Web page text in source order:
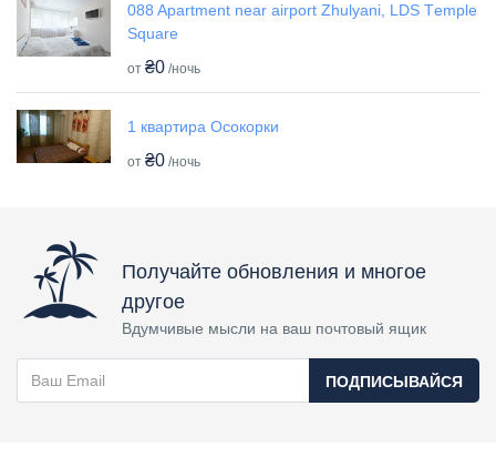
088 Apartment near airport Zhulyani, LDS Tеmple
Square
от ₴0 /ночь
1 квартира Осокорки
от ₴0 /ночь
Получайте обновления и многое
другое
Вдумчивые мысли на ваш почтовый ящик
ПОДПИСЫВАЙСЯ